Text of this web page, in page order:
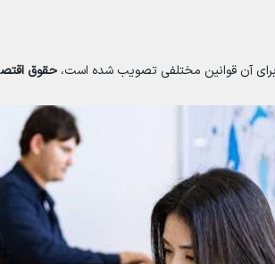
برای آن قوانین مختلفی تصویب شده است،حقوق